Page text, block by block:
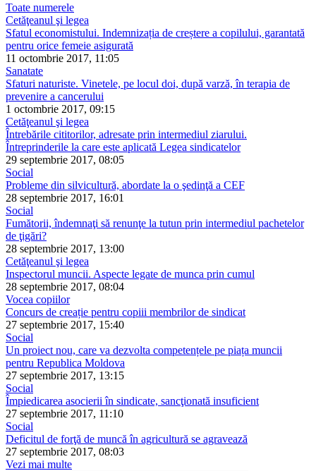
Toate numerele
Cetăţeanul şi legea
Sfatul economistului. Indemnizația de creștere a copilului, garantată
pentru orice femeie asigurată
11 octombrie 2017, 11:05
Sanatate
Sfaturi naturiste. Vinetele, pe locul doi, după varză, în terapia de
prevenire a cancerului
1 octombrie 2017, 09:15
Cetăţeanul şi legea
Întrebările cititorilor, adresate prin intermediul ziarului.
Întreprinderile la care este aplicată Legea sindicatelor
29 septembrie 2017, 08:05
Social
Probleme din silvicultură, abordate la o şedinţă a CEF
28 septembrie 2017, 16:01
Social
Fumătorii, îndemnaţi să renunţe la tutun prin intermediul pachetelor
de ţigări?
28 septembrie 2017, 13:00
Cetăţeanul şi legea
Inspectorul muncii. Aspecte legate de munca prin cumul
28 septembrie 2017, 08:04
Vocea copiilor
Concurs de creație pentru copiii membrilor de sindicat
27 septembrie 2017, 15:40
Social
Un proiect nou, care va dezvolta competențele pe piața muncii
pentru Republica Moldova
27 septembrie 2017, 13:15
Social
Împiedicarea asocierii în sindicate, sancţionată insuficient
27 septembrie 2017, 11:10
Social
Deficitul de forţă de muncă în agricultură se agravează
27 septembrie 2017, 08:03
Vezi mai multe